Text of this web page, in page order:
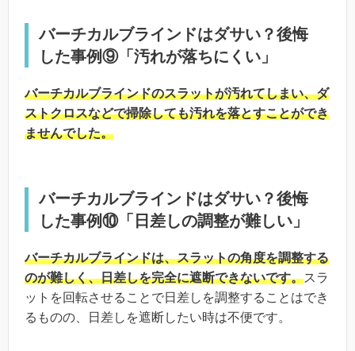
バーチカルブラインドはダサい？後悔
した事例⑨「汚れが落ちにくい」
バーチカルブラインドのスラットが汚れてしまい、ダ
ストクロスなどで掃除しても汚れを落とすことができ
ませんでした。
バーチカルブラインドはダサい？後悔
した事例⑩「日差しの調整が難しい」
バーチカルブラインドは、スラットの角度を調整する
のが難しく、日差しを完全に遮断できないです。スラ
ットを回転させることで日差しを調整することはでき
るものの、日差しを遮断したい時は不便です。